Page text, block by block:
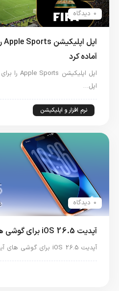
0 دیدگاه
آماده کرد
اپل…
نرم افزار و اپلیکیشن
0 دیدگاه
آپدیت iOS 26.5 برای گوشی های آیفون منتشر شد
آپدیت iOS 26.5 برای گوشی های آیفون منتشر شد اپل پس از…